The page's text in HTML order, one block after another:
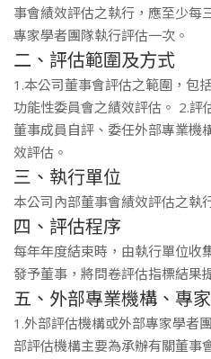
事會績效評估之執行，應至少每
專家學者團隊執行評估一次。
二、評估範圍及方式
1.本公司董事會評估之範圍，包
功能性委員會之績效評估。 2.評
董事成員自評、委任外部專業機
效評估。
三、執行單位
本公司內部董事會績效評估之執
四、評估程序
每年年度結束時，由執行單位收
發予董事，將問卷評估指標結果
五、外部專業機構、專
1.外部評估機構或外部專家學者
部評估機構主要為承辦有關董事